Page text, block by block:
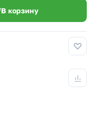
В корзину